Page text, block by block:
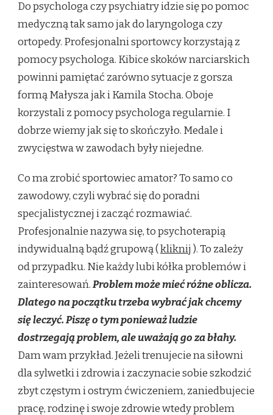
Do psychologa czy psychiatry idzie się po pomoc
medyczną tak samo jak do laryngologa czy
ortopedy. Profesjonalni sportowcy korzystają z
pomocy psychologa. Kibice skoków narciarskich
powinni pamiętać zarówno sytuacje z gorsza
formą Małysza jak i Kamila Stocha. Oboje
korzystali z pomocy psychologa regularnie. I
dobrze wiemy jak się to skończyło. Medale i
zwycięstwa w zawodach były niejedne.
Co ma zrobić sportowiec amator? To samo co
zawodowy, czyli wybrać się do poradni
specjalistycznej i zacząć rozmawiać.
Profesjonalnie nazywa się, to psychoterapią
indywidualną bądź grupową (kliknij ). To zależy
od przypadku. Nie każdy lubi kółka problemów i
zainteresowań.Problem może mieć różne oblicza.
Dlatego na początku trzeba wybrać jak chcemy
się leczyć. Piszę o tym ponieważ ludzie
dostrzegają problem, ale uważają go za błahy.
Dam wam przykład. Jeżeli trenujecie na siłowni
dla sylwetki i zdrowia i zaczynacie sobie szkodzić
zbyt częstym i ostrym ćwiczeniem, zaniedbujecie
pracę, rodzinę i swoje zdrowie wtedy problem